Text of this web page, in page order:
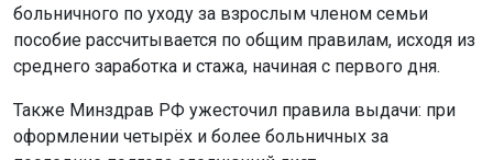
больничного по уходу за взрослым членом семьи
пособие рассчитывается по общим правилам, исходя из
среднего заработка и стажа, начиная с первого дня.
Также Минздрав РФ ужесточил правила выдачи: при
оформлении четырёх и более больничных за